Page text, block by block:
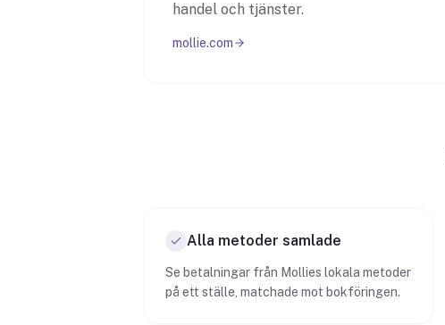
handel och tjänster.
mollie.com
Alla metoder samlade
Se betalningar från Mollies lokala metoder
på ett ställe, matchade mot bokföringen.